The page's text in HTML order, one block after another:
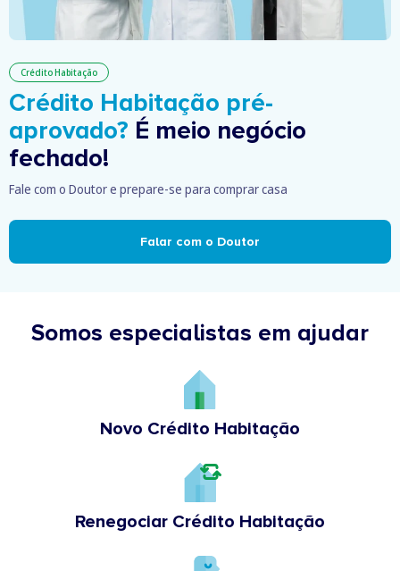
Crédito Habitação
Crédito Habitação pré-
aprovado? É meio negócio
fechado!
Fale com o Doutor e prepare-se para comprar casa
Falar com o Doutor
Somos especialistas em ajudar
Novo Crédito Habitação
Renegociar Crédito Habitação